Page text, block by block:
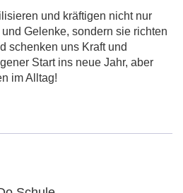
und kräftigen nicht nur
Gelenke, sondern sie richten
schenken uns Kraft und
Start ins neue Jahr, aber
im Alltag!